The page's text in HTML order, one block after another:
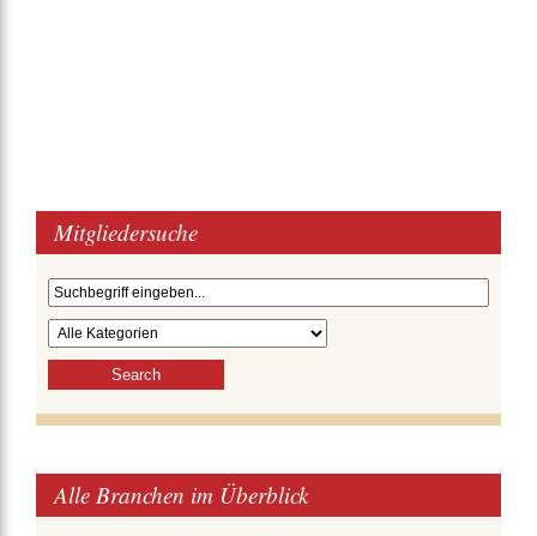
Mitgliedersuche
Alle Branchen im Überblick